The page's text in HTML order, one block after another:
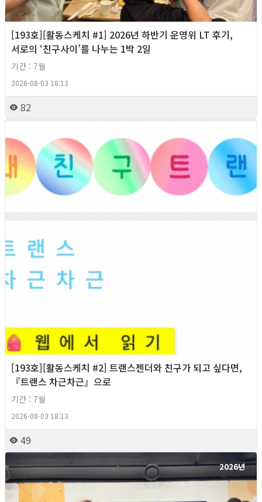
[193호][활동스케치 #1] 2026년 하반기 운영위 LT 후기,
서로의 ‘친구사이’를 나누는 1박 2일
기간 : 7월
2026-08-03 18:13
82
[193호][활동스케치 #2] 트랜스젠더와 친구가 되고 싶다면,
『트랜스 차근차근』으로
기간 : 7월
2026-08-03 18:13
49
2026년